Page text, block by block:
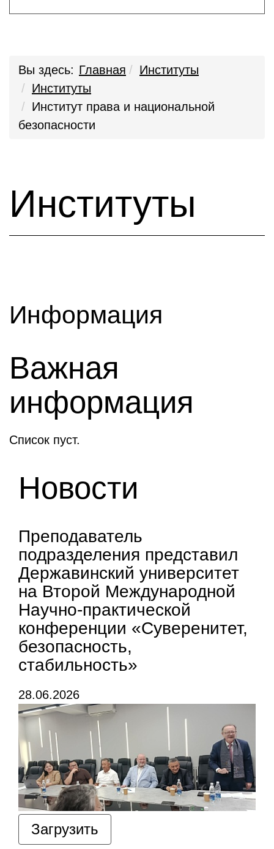
Вы здесь: Главная
Институты
Институты
Институт права и национальной
безопасности
Институты
Информация
Важная
информация
Список пуст.
Новости
Преподаватель
подразделения представил
Державинский университет
на Второй Международной
Научно-практической
конференции «Суверенитет,
безопасность,
стабильность»
28.06.2026
Загрузить